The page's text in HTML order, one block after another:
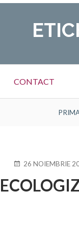
CONTACT
PUBLICAT
26 NOIEMBRIE